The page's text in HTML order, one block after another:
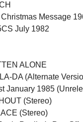
Message
July 1982
ALONE
DA (Alternate
January 1985
(Stereo)
(Stereo)